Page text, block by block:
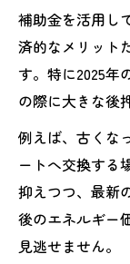
補助金を活用し
済的なメリット
す。特に2025年
の際に大きな後
例えば、古くな
ートへ交換する
抑えつつ、最新
後のエネルギー
見逃せません。